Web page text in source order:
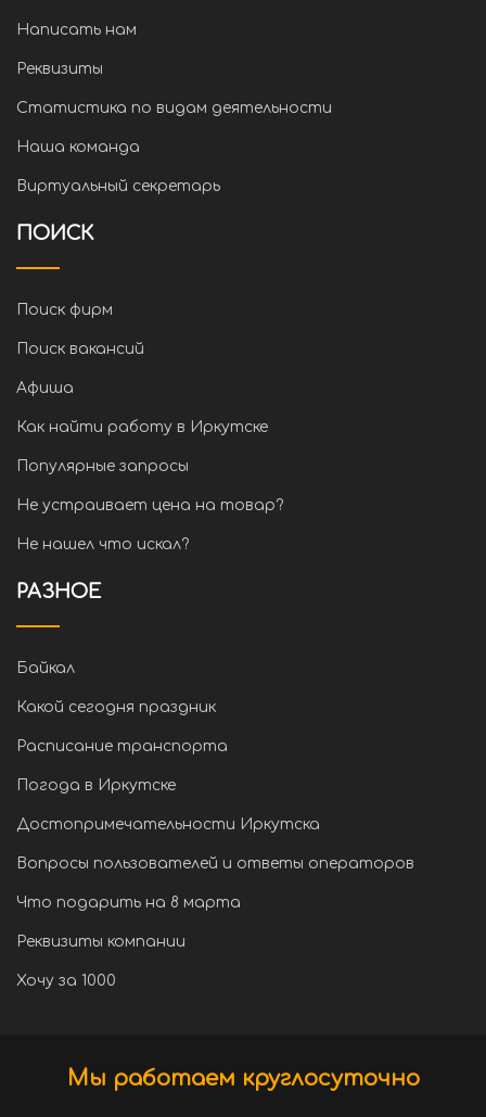
Написать нам
Реквизиты
Статистика по видам деятельности
Наша команда
Виртуальный секретарь
ПОИСК
Поиск фирм
Поиск вакансий
Афиша
Как найти работу в Иркутске
Популярные запросы
Не устраивает цена на товар?
Не нашел что искал?
РАЗНОЕ
Байкал
Какой сегодня праздник
Расписание транспорта
Погода в Иркутске
Достопримечательности Иркутска
Вопросы пользователей и ответы операторов
Что подарить на 8 марта
Реквизиты компании
Хочу за 1000
Мы работаем круглосуточно